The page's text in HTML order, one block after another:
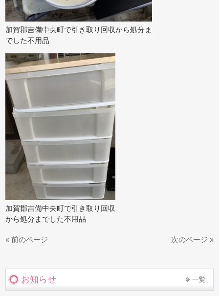
加賀郡吉備中央町で引き取り回収から処分ま
でした不用品
加賀郡吉備中央町で引き取り回収
から処分までした不用品
« 前のページ 次のページ »
お知らせ 一覧